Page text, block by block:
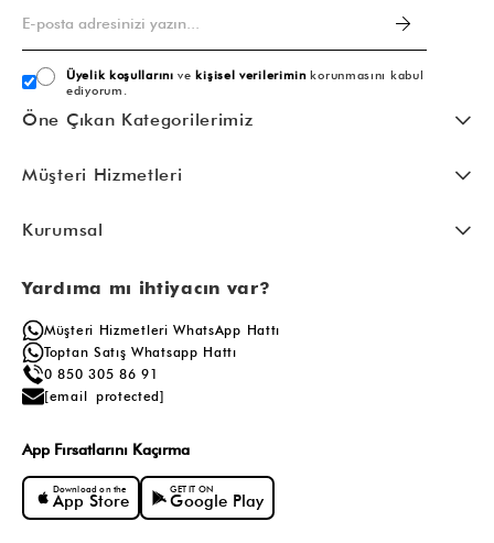
Üyelik koşullarını vekişisel verileriminkorunmasını kabul
ediyorum.
Öne Çıkan Kategorilerimiz
Müşteri Hizmetleri
Kurumsal
Yardıma mı ihtiyacın var?
Müşteri Hizmetleri WhatsApp Hattı
Toptan Satış Whatsapp Hattı
0 850 305 86 91
[email protected]
App Fırsatlarını Kaçırma
Download on the
App Store
GET IT ON
Google Play